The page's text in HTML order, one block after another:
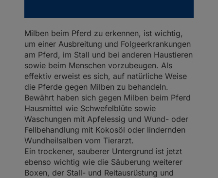
Milben beim Pferd zu erkennen, ist wichtig,
um einer Ausbreitung und Folgeerkrankungen
am Pferd, im Stall und bei anderen Haustieren
sowie beim Menschen vorzubeugen. Als
effektiv erweist es sich, auf natürliche Weise
die Pferde gegen Milben zu behandeln.
Bewährt haben sich gegen Milben beim Pferd
Hausmittel wie Schwefelblüte sowie
Waschungen mit Apfelessig und Wund- oder
Fellbehandlung mit Kokosöl oder lindernden
Wundheilsalben vom Tierarzt.
Ein trockener, sauberer Untergrund ist jetzt
ebenso wichtig wie die Säuberung weiterer
Boxen, der Stall- und Reitausrüstung und